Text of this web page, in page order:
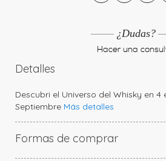
¿Dudas?
Hacer una
Detalles
Descubri el Universo del Whisky en
Septiembre Más detalles
Formas de comprar